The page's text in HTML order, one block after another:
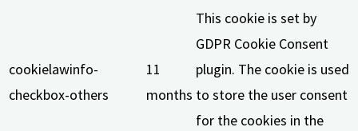
cookielawinfo-
checkbox-others
11
months
This cookie is set by
GDPR Cookie Consent
plugin. The cookie is used
to store the user consent
for the cookies in the